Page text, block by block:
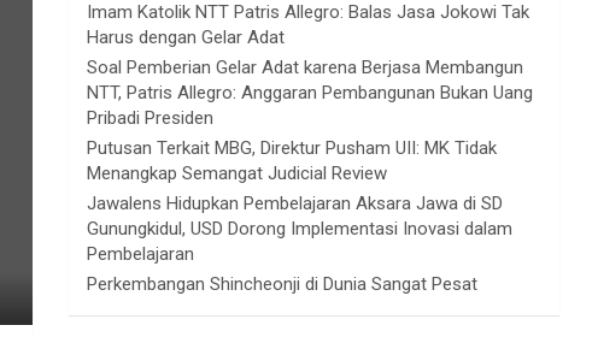
Imam Katolik NTT Patris Allegro: Balas Jasa Jokowi Tak
Harus dengan Gelar Adat
Soal Pemberian Gelar Adat karena Berjasa Membangun
NTT, Patris Allegro: Anggaran Pembangunan Bukan Uang
Pribadi Presiden
Putusan Terkait MBG, Direktur Pusham UII: MK Tidak
Menangkap Semangat Judicial Review
Jawalens Hidupkan Pembelajaran Aksara Jawa di SD
Gunungkidul, USD Dorong Implementasi Inovasi dalam
Pembelajaran
Perkembangan Shincheonji di Dunia Sangat Pesat